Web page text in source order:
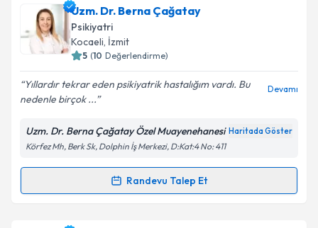
Takvim Talebini Gönder
Psk. Hilal Erva Ergün için randevu takvimi talebi
oluşturun. Size bu uzmandan randevu almanız için bir
takvim hazırlandığında e-posta ile bilgilendireceğiz.
Kişisel verilerimin işlenmesine ilişkin Aydınlatma
Metni'ni okudum ve kişisel verilerimin belirtilen
kapsamda işlenmesini kabul ediyorum.
Uzm. Dr. Berna Çağatay
Psikiyatri
Kocaeli, İzmit
5 (10 Değerlendirme)
Yıllardır tekrar eden psikiyatrik hastalığım vardı. Bu
nedenle birçok ...
Devamı
Uzm. Dr. Berna Çağatay Özel Muayenehanesi Haritada Göster
Körfez Mh, Berk Sk, Dolphin İş Merkezi, D:Kat:4 No: 411
Randevu Talep Et
Randevu Takvimi Talebi